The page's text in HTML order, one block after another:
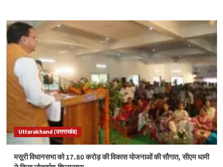
Uttarakhand (उत्तराखंड)
मसूरी विधानसभा को 17.80 करोड़ की विकास योजनाओं की सौगात, सीएम धामी